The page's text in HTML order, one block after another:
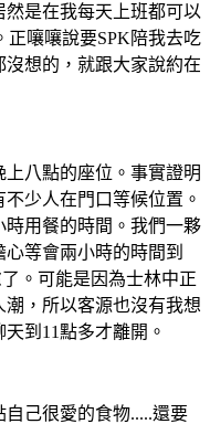
是在我每天上班都可以
正嚷嚷說要SPK陪我去吃
沒想的，就跟大家說約在
八點的座位。事實證明
少人在門口等候位置。
用餐的時間。我們一夥
等會兩小時的時間到
。可能是因為士林中正
，所以客源也沒有我想
到11點多才離開。
己很愛的食物.....還要